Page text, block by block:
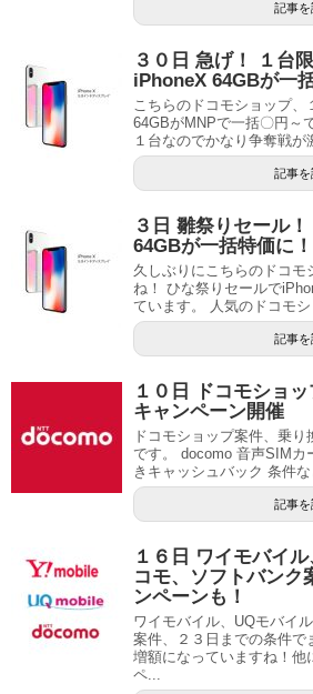
記事を
３０日 急げ！ １台
iPhoneX 64GBが一
こちらのドコモショップ、
64GBがMNPで一括〇円～
１台なのでかなり争奪戦が
記事を
３日 雛祭りセール
64GBが一括特価に！
久しぶりにこちらのドコモ
ね！ ひな祭りセールで
ています。 人気のドコモ
記事を
１０日 ドコモショ
キャンペーン開催
ドコモショップ案件、乗
です。 docomo 音声SIMカ
きキャッシュバック 条件
記事を
１６日 ワイモバイ
コモ、ソフトバンク
ンペーンも！
ワイモバイル、UQモバイ
案件、２３日までの条件で
増額になっていますね！他
ペ...